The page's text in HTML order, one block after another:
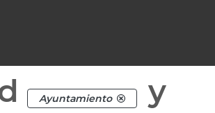
Ayuntamiento
y